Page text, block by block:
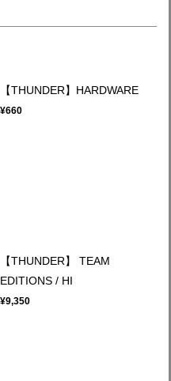
【THUNDER】HARDWARE
¥660
【THUNDER】 TEAM
EDITIONS / HI
¥9,350